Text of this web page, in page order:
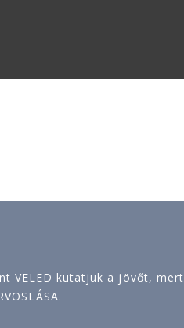
VELED kutatjuk a jövőt, mert